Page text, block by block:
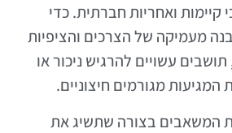
קיימות ואחריות חברתית. כדי
מעמיקה של הצרכים והציפיות
עשויים להרגיש ניכור או
המגיעות מגורמים חיצוניים.
המשאבים בצורה שתשיג את